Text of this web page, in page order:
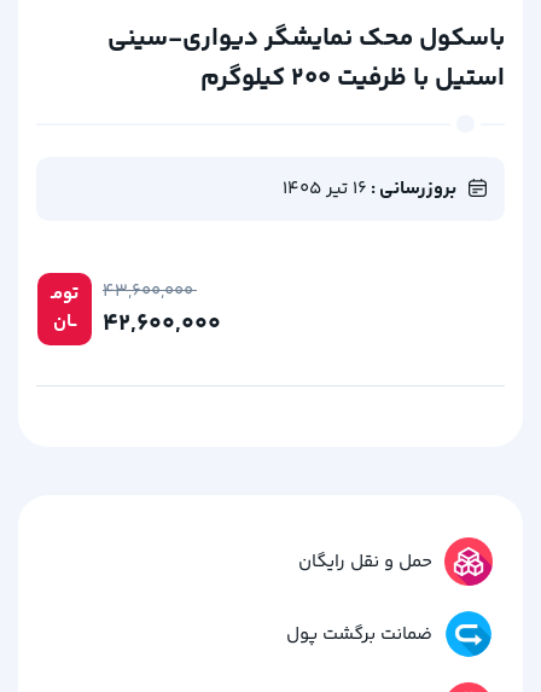
باسکول محک نمایشگر دیواری-سینی
استیل با ظرفیت 200 کیلوگرم
بروزرسانی : 16 تیر 1405
تومـ
ــان
۴۳,۶۰۰,۰۰۰
حمل و نقل رایگان
ضمانت برگشت پول